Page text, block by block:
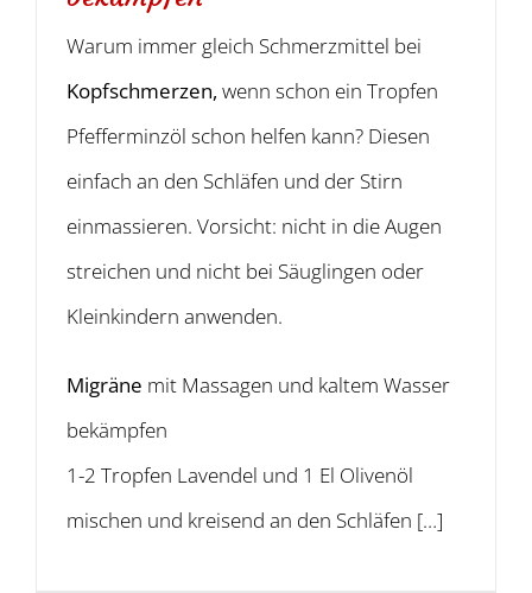
Warum immer gleich Schmerzmittel bei
Kopfschmerzen, wenn schon ein Tropfen
Pfefferminzöl schon helfen kann? Diesen
einfach an den Schläfen und der Stirn
einmassieren. Vorsicht: nicht in die Augen
streichen und nicht bei Säuglingen oder
Kleinkindern anwenden.
Migräne mit Massagen und kaltem Wasser
bekämpfen
1-2 Tropfen Lavendel und 1 El Olivenöl
mischen und kreisend an den Schläfen […]